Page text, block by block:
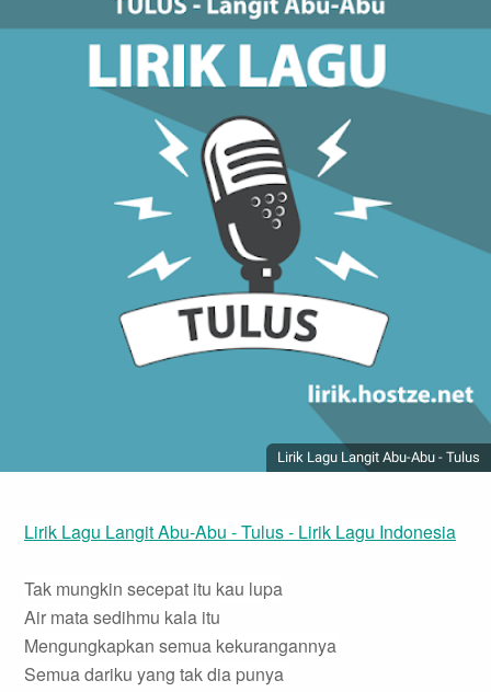
Lirik Lagu Langit Abu-Abu - Tulus
Lirik Lagu Langit Abu-Abu - Tulus - Lirik Lagu Indonesia
Tak mungkin secepat itu kau lupa
Air mata sedihmu kala itu
Mengungkapkan semua kekurangannya
Semua dariku yang tak dia punya